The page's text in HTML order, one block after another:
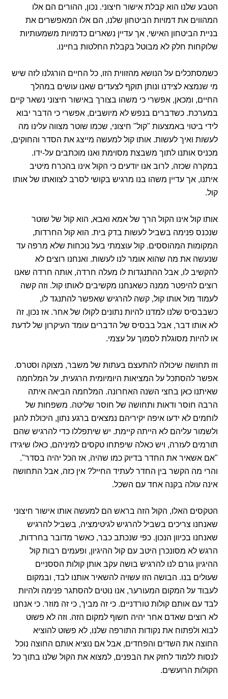
הטבע שלנו הוא קבלת אישור חיצוני. נכון, ההורים הם אלו
המהווים את דמויות הביטחון שלנו, הם אלו המאפשרים את
בניית הביטחון האישי, אך עדיין נשארים כדמויות משמעותיות
שלוקחות חלק לא מבוטל בקבלת החלטות בחיינו.
כשמסתכלים על הנושא מהזווית הזו, כל החיים הורגלנו לזה שיש
מי שנמצא לצידנו ונותן תוקף לצעדים שאנו עושים במהלך
החיים, ומכאן, אפשרי כי משהו בצורך באישור חיצוני נשאר קיים
במערכת. כשדברים בנפש לא מיושבים, אפשרי כי הדבר יבוא
לידי ביטוי באמצעות "קול" חיצוני, שכמו שוטר מצווה עלינו מה
לעשות ואיך לעשות. אותו קול למעשה מייצג את הסדר והחוקים,
מכניס אותנו לתוך משבצת מסוימת ואנו מוכתבים על-ידו.
במקרה שכזה, לרוב אנו יודעים כי הקול אינו בהכרח מיטיב
איתנו, אך עדיין משהו בנו מרגיש בקושי לסרב לצוואתו של אותו
קול.
אותו קול אינו הקול הרך של אמא ואבא, הוא קול של שוטר
שנכנס פנימה בשביל לעשות בדק בית. הוא קול החרדות,
המקומות המהוססים. קול עוצמתי בעל נוכחות שלא מרפה עד
שנעשה את מה שהוא אומר לנו לעשות. ואנחנו רוצים לא
להקשיב לו, אבל ההתנגדות לו מעלה חרדה, אותה חרדה שאנו
רוצים להיפטר ממנה כשאנחנו מקשיבים לאותו קול. וזה קשה
לעמוד מול אותו קול, קשה להרגיש שאפשר להתנגד לו,
כשבבסיס שלנו למדנו להיות נתונים לקולו של אחר. אז נכון, זה
לא אותו דבר, אבל בבסיס של הדברים עומד העיקרון של לדעת
או להיות מסוגלת לסמוך על עצמי.
וזו תחושה שיכולה להתעצם בעתות של משבר, מצוקה וסטרס.
אפשר להסתכל על המציאות היומיומית הרגעית, על המלחמה
שאיתנו כאן בחצי השנה האחרונה. המלחמה הביאה איתה
הרבה חוסר ודאות ותחושה של חוסר שליטה. משפחות של
לוחמים לא ידעו איפה יקיריהם נמצאים ברגע נתון, היכולת להגן
ולשמור עליהם לא הייתה קיימת. יש שיתפללו כדי להרגיש שהם
תורמים לעזרה, ויש כאלה שיפתחו טקסים למיניהם, כאלו שיגידו
"אם אשאיר את החדר בדיוק כמו שהיה, אז הכל יהיה בסדר".
והרי מה הקשר בין החדר לעתיד החייל? אין כזה, אבל התחושה
אינה עולה בקנה אחד עם השכל.
הטקסים האלו, הקול הזה בראש הם למעשה אותו אישור חיצוני
שאנחנו צריכים בשביל להרגיש לגיטימציה, בשביל להרגיש
שאנחנו בכיוון הנכון. כפי שנכתב כבר, כאשר מדובר בחרדות,
הרגש לא מסונכרן היטב עם קול ההיגיון, ופעמים רבות קול
ההיגיון גורם לנו להרגיש בושה עקב אותן קולות הססניים
שעולים בנו. הבושה הזו עשויה להשאיר אותנו לבד, ובמקום
לעבוד על המקום המעורער, אנו נוטים להסתגר פנימה ולהיות
לבד עם אותם קולות טורדניים. כי זה מביך, כי זה מוזר. כי אנחנו
לא רוצים שאדם אחר יהיה חשוף למקום הזה. וזה לא פשוט
לבוא ולפתוח את נקודות התורפה שלנו, לא פשוט להוציא
החוצה את השדים והפחדים, אבל אם נוציא אותם החוצה נוכל
לנסות ללמוד לחזק את הבפנים, למצוא את הקול שלנו בתוך כל
הקולות הרועשים.